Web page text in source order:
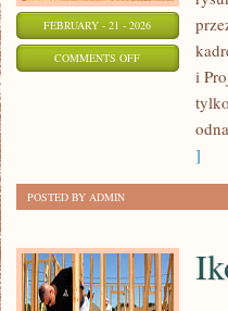
FEBRUARY - 21 - 2026
COMMENTS OFFON
SZKICOWNIK
CODZIENNA
PRAKTYKA
i
]
POSTED BY ADMIN